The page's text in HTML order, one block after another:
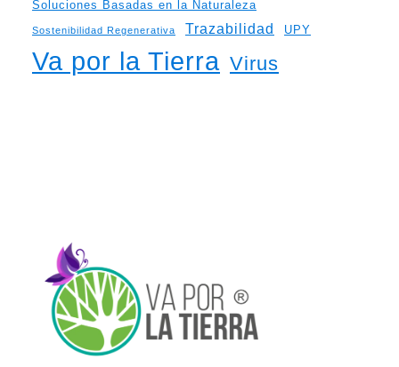
Soluciones Basadas en la Naturaleza
Sostenibilidad Regenerativa Trazabilidad UPY
Va por la Tierra Virus